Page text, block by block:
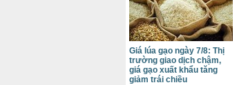
Giá lúa gạo ngày 7/8: Thị
trường giao dịch chậm,
giá gạo xuất khẩu tăng
giảm trái chiều